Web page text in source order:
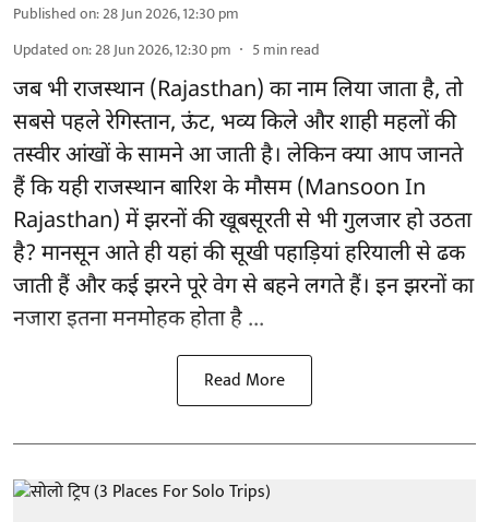
Published on:28 Jun 2026, 12:30 pm
Updated on:28 Jun 2026, 12:30 pm 5min read
जब भी राजस्थान (Rajasthan) का नाम लिया जाता है, तो
सबसे पहले रेगिस्तान, ऊंट, भव्य किले और शाही महलों की
तस्वीर आंखों के सामने आ जाती है। लेकिन क्या आप जानते
हैं कि यही राजस्थान बारिश के मौसम (Mansoon In
Rajasthan) में झरनों की खूबसूरती से भी गुलजार हो उठता
है? मानसून आते ही यहां की सूखी पहाड़ियां हरियाली से ढक
जाती हैं और कई झरने पूरे वेग से बहने लगते हैं। इन झरनों का
नजारा इतना मनमोहक होता है ...
Read More